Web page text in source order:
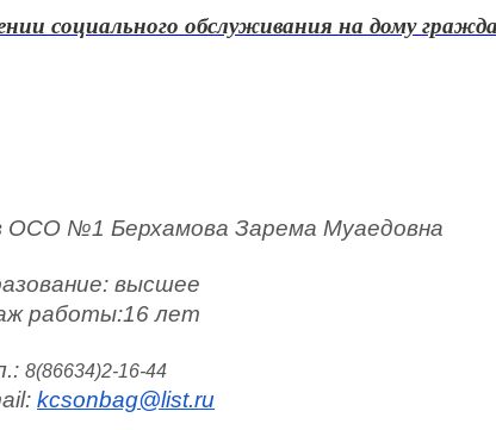
социального обслуживания на дому
ОСО №1 Берхамова Зарема Муаедовна
высшее
работы:16 лет
8(86634)2-16-44
kcsonbag@list.ru